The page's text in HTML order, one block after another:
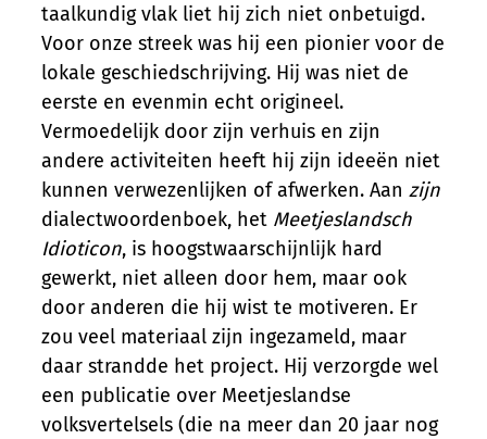
taalkundig vlak liet hij zich niet onbetuigd.
Voor onze streek was hij een pionier voor de
lokale geschiedschrijving. Hij was niet de
eerste en evenmin echt origineel.
Vermoedelijk door zijn verhuis en zijn
andere activiteiten heeft hij zijn ideeën niet
kunnen verwezenlijken of afwerken. Aan zijn
dialectwoordenboek, het Meetjeslandsch
Idioticon, is hoogstwaarschijnlijk hard
gewerkt, niet alleen door hem, maar ook
door anderen die hij wist te motiveren. Er
zou veel materiaal zijn ingezameld, maar
daar strandde het project. Hij verzorgde wel
een publicatie over Meetjeslandse
volksvertelsels (die na meer dan 20 jaar nog